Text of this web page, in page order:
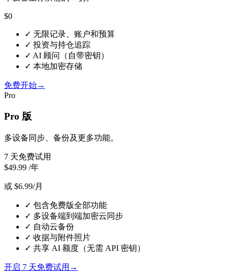
$0
✓ 无限记录、账户和预算
✓ 投资与持仓追踪
✓ AI 顾问（自带密钥）
✓ 本地加密存储
免费开始→
Pro
Pro 版
多设备同步、备份及更多功能。
7 天免费试用
$49.99 /年
或 $6.99/月
✓ 包含免费版全部功能
✓ 多设备端到端加密云同步
✓ 自动云备份
✓ 收据与附件照片
✓ 共享 AI 额度（无需 API 密钥）
开启 7 天免费试用 →